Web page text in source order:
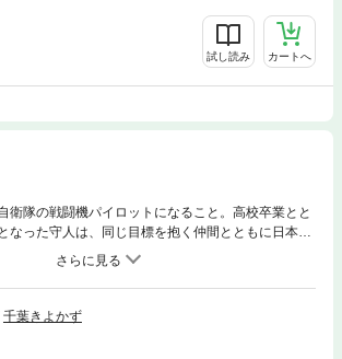
試し読み カートへ
衛隊の戦闘機パイロットになること。高校卒業とと
なった守人は、同じ目標を抱く仲間とともに日本一
に身を投じる。“空の防人”をめざす空自パイロット
千葉きよかず